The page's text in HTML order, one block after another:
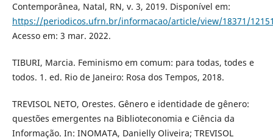
Contemporânea, Natal, RN, v. 3, 2019. Disponível em:
https://periodicos.ufrn.br/informacao/article/view/18371/
Acesso em: 3 mar. 2022.
TIBURI, Marcia. Feminismo em comum: para todas, todes e
todos. 1. ed. Rio de Janeiro: Rosa dos Tempos, 2018.
TREVISOL NETO, Orestes. Gênero e identidade de gênero:
questões emergentes na Biblioteconomia e Ciência da
Informação. In: INOMATA, Danielly Oliveira; TREVISOL